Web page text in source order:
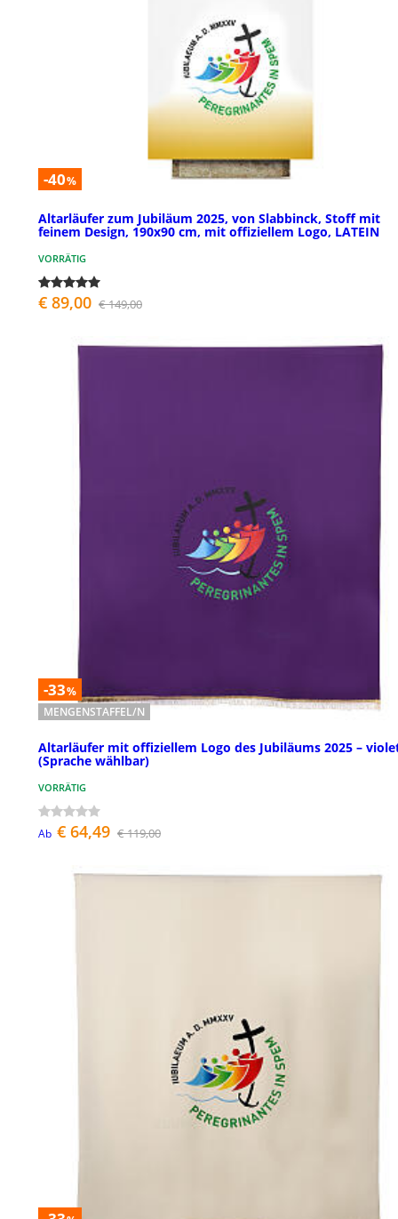
-40%
Altarläufer zum Jubiläum 2025, von Slabbinck, Stoff mit
feinem Design, 190x90 cm, mit offiziellem Logo, LATEIN
VORRÄTIG
€ 89,00 € 149,00
-33%
MENGENSTAFFEL/N
Altarläufer mit offiziellem Logo des Jubiläums 2025 –
(Sprache wählbar)
VORRÄTIG
Ab € 64,49 € 119,00